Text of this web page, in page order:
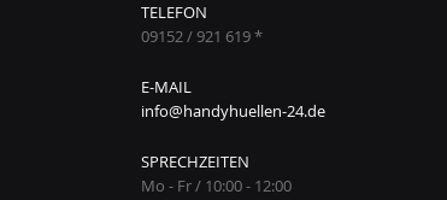
TELEFON
09152 / 921 619 *
E-MAIL
info@handyhuellen-24.de
SPRECHZEITEN
Mo - Fr / 10:00 - 12:00